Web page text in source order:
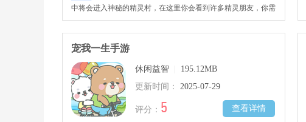
中将会进入神秘的精灵村，在这里你会看到许多精灵朋友，你需
要帮助他们解决各种问题，打造出独一无二的家园。
宠我一生手游
休闲益智
195.12MB
更新时间：
2025-07-29
查看详情
评分： 5